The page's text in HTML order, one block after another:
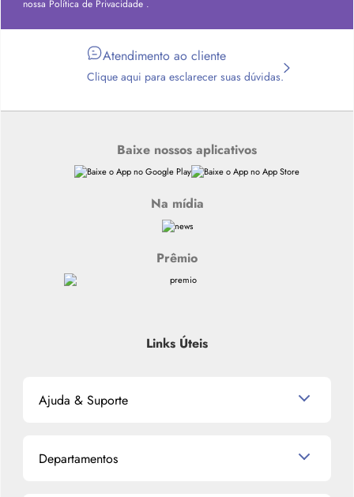
nossa Política de Privacidade .
Atendimento ao cliente
Clique aqui para esclarecer suas dúvidas.
Baixe nossos aplicativos
Na mídia
Prêmio
Links Úteis
Ajuda & Suporte
Política de Devolução
Departamentos